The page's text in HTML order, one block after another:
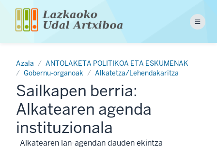
main
Menu
Azala
ANTOLAKETA POLITIKOA ETA ESKUMENAK
Gobernu-organoak
Alkatetza/Lehendakaritza
Sailkapen berria:
Alkatearen agenda
instituzionala
Alkatearen lan-agendan dauden ekintza